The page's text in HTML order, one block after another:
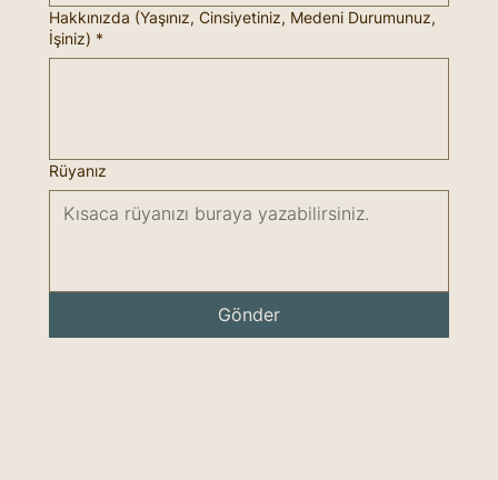
Hakkınızda (Yaşınız, Cinsiyetiniz, Medeni Durumunuz,
İşiniz) *
Rüyanız
Gönder